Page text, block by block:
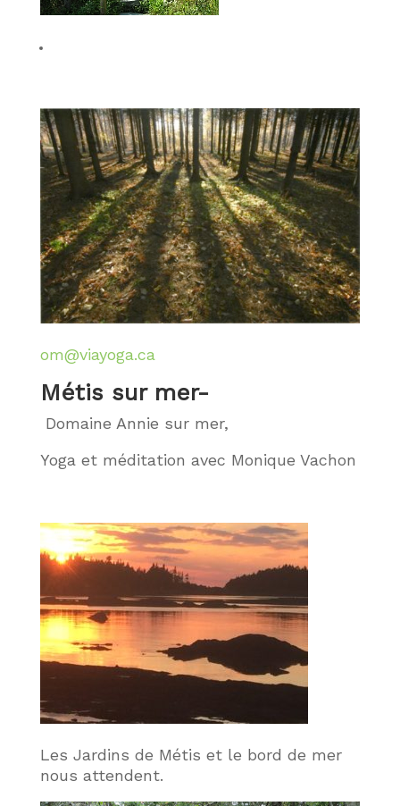
om@viayoga.ca
Métis sur mer-
Domaine Annie sur mer,
Yoga et méditation avec Monique Vachon
Les Jardins de Métis et le bord de mer
nous attendent.